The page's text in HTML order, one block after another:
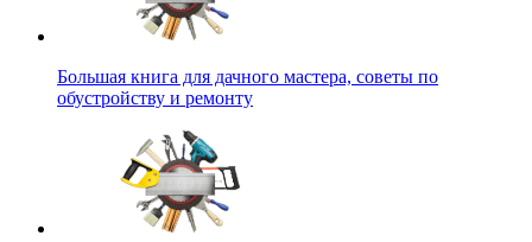
Большая книга для дачного мастера, советы по
обустройству и ремонту